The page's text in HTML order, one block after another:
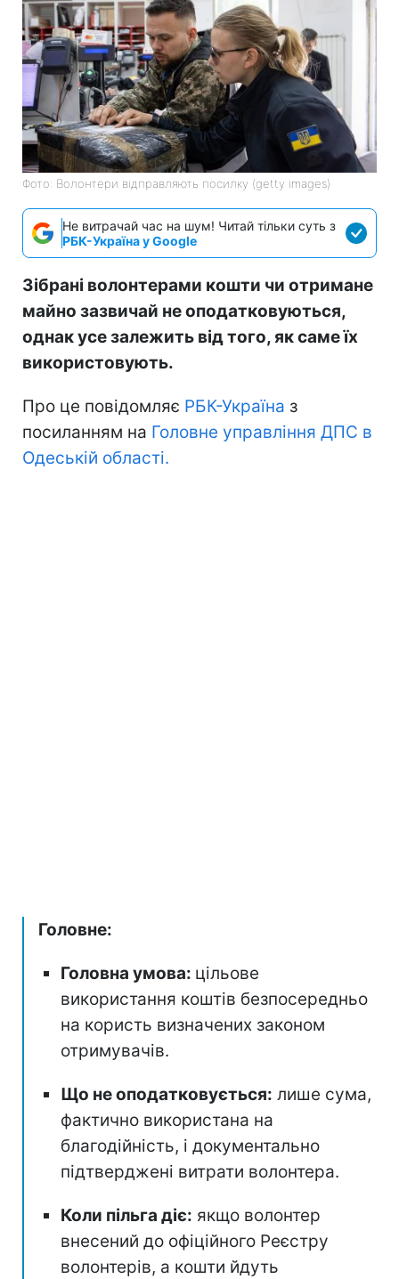
Фото: Волонтери відправляють посилку (getty images)
Не витрачай час на шум! Читай тільки суть з
РБК-Україна у Google
Зібрані волонтерами кошти чи отримане
майно зазвичай не оподатковуються,
однак усе залежить від того, як саме їх
використовують.
Про це повідомляє РБК-Україна з
посиланням на Головне управління ДПС в
Одеській області.
Головне:
Головна умова: цільове
використання коштів безпосередньо
на користь визначених законом
отримувачів.
Що не оподатковується: лише сума,
фактично використана на
благодійність, і документально
підтверджені витрати волонтера.
Коли пільга діє: якщо волонтер
внесений до офіційного Реєстру
волонтерів, а кошти йдуть